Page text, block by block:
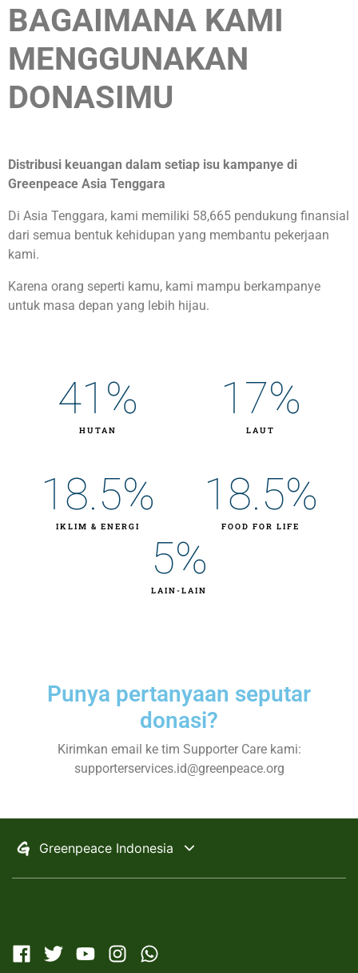
BAGAIMANA KAMI
MENGGUNAKAN
DONASIMU
Distribusi keuangan dalam setiap isu kampanye di
Greenpeace Asia Tenggara
Di Asia Tenggara, kami memiliki 58,665 pendukung finansial
dari semua bentuk kehidupan yang membantu pekerjaan
kami.
Karena orang seperti kamu, kami mampu berkampanye
untuk masa depan yang lebih hijau.
HUTAN
41 %
LAUT
17%
IKLIM & ENERGI
18.5%
FOOD FOR LIFE
18.5%
LAIN-LAIN
5%
Punya pertanyaan seputar
donasi?
Kirimkan email ke tim Supporter Care kami:
supporterservices.id@greenpeace.org
Selected:
Greenpeace Indonesia Change Country
A Africa
English Français